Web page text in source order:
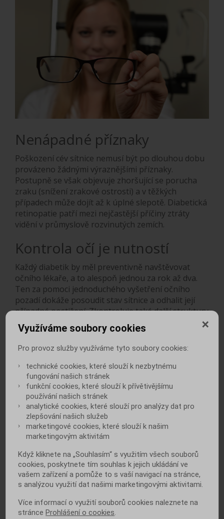
Nenápadné příznaky
Poškození cév sítnice nemusí být po dlouhou dobu
provázeno žádnými výraznějšími příznaky.
Postupně se však objevuje zhoršující se porucha
zraku (snížení zrakové ostrosti) a v těžkých
případech může dojít až k úplné slepotě. Diabetická
retinopatie patří mezi nejčastější příčiny ztráty
vidění v průmyslově rozvinutých zemích.
Kontrola očí je nutností
Každý diabetik by měl preventivně navštěvovat
očního lékaře, a to alespoň jednou za rok až dva.
Ten za pomoci jednoduchého vyšetření očního
pozadí dokáže posoudit stav sítnice a odhalit její
případné postižení. Zkontroluje také další struktury
oka, které může cukrovka poškodit. Mezi oční
onemocnění, která se častěji vyskytují u diabetiků,
patří především zelený a šedý zákal. Vyšetření
očního pozadí je nebolestivé. Pacienta může
zatěžovat pouze přechodně zhoršené vidění
z důvodu nutnosti tzv. „rozkapání“ oka před
vyšetřením, kdy je za pomoci kapiček dosaženo
rozšíření zorničky.
Diabetickou retinopatii lze
řešit
Pro terapii tohoto problému platí, že je tím
úspěšnější, čím dříve je poškození sítnice odhaleno.
K léčbě se využívá nebolestivého zákroku, tzv.
laserové fotokoagulace sítnice.
Teprve v těžkých případech přichází na
Využíváme soubory cookies
Pro provoz služby využíváme tyto soubory cookies:
technické cookies, které slouží k nezbytnému
fungování našich stránek
funkční cookies, které slouží k přívětivějšímu
používání našich stránek
analytické cookies, které slouží pro analýzy dat pro
zlepšování našich služeb
marketingové cookies, které slouží k našim
marketingovým aktivitám
Když kliknete na „Souhlasím“ s využitím všech souborů
cookies, poskytnete tím souhlas k jejich ukládání ve
vašem zařízení a pomůže to s vaší navigací na stránce,
s analýzou využití dat našimi marketingovými aktivitami.
Více informací o využití souborů cookies naleznete na
stránceProhlášení o cookies